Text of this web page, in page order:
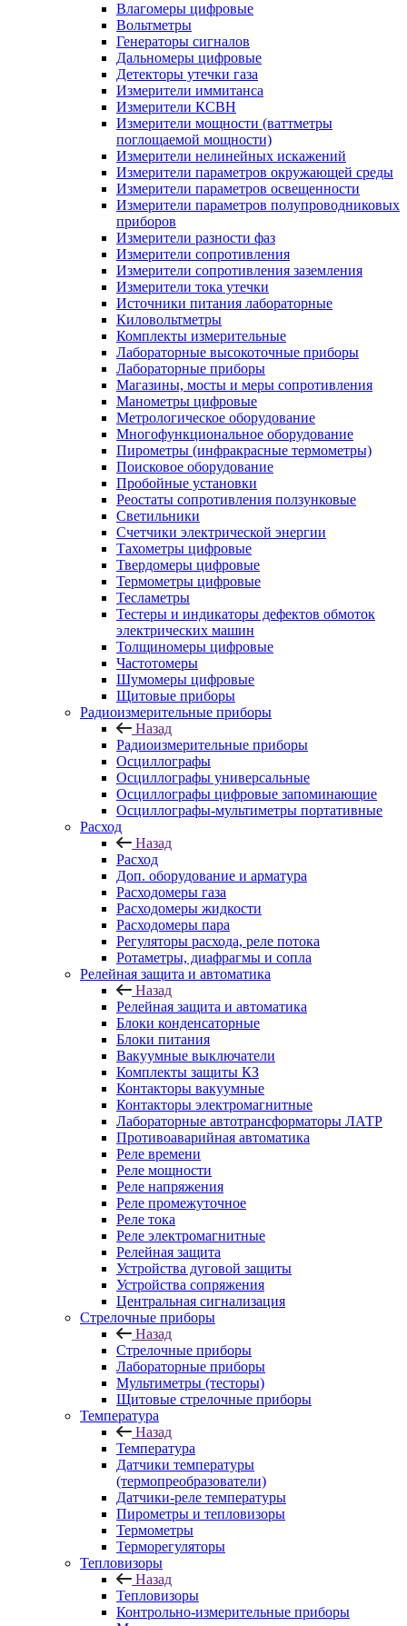
Влагомеры цифровые
Вольтметры
Генераторы сигналов
Дальномеры цифровые
Детекторы утечки газа
Измерители иммитанса
Измерители КСВН
Измерители мощности (ваттметры
поглощаемой мощности)
Измерители нелинейных искажений
Измерители параметров окружающей среды
Измерители параметров освещенности
Измерители параметров полупроводниковых
приборов
Измерители разности фаз
Измерители сопротивления
Измерители сопротивления заземления
Измерители тока утечки
Источники питания лабораторные
Киловольтметры
Комплекты измерительные
Лабораторные высокоточные приборы
Лабораторные приборы
Магазины, мосты и меры сопротивления
Манометры цифровые
Метрологическое оборудование
Многофункциональное оборудование
Пирометры (инфракрасные термометры)
Поисковое оборудование
Пробойные установки
Реостаты сопротивления ползунковые
Светильники
Счетчики электрической энергии
Тахометры цифровые
Твердомеры цифровые
Термометры цифровые
Тесламетры
Тестеры и индикаторы дефектов обмоток
электрических машин
Толщиномеры цифровые
Частотомеры
Шумомеры цифровые
Щитовые приборы
Радиоизмерительные приборы
Назад
Радиоизмерительные приборы
Осциллографы
Осциллографы универсальные
Осциллографы цифровые запоминающие
Осциллографы-мультиметры портативные
Расход
Назад
Расход
Доп. оборудование и арматура
Расходомеры газа
Расходомеры жидкости
Расходомеры пара
Регуляторы расхода, реле потока
Ротаметры, диафрагмы и сопла
Релейная защита и автоматика
Назад
Релейная защита и автоматика
Блоки конденсаторные
Блоки питания
Вакуумные выключатели
Комплекты защиты КЗ
Контакторы вакуумные
Контакторы электромагнитные
Лабораторные автотрансформаторы ЛАТР
Противоаварийная автоматика
Реле времени
Реле мощности
Реле напряжения
Реле промежуточное
Реле тока
Реле электромагнитные
Релейная защита
Устройства дуговой защиты
Устройства сопряжения
Центральная сигнализация
Стрелочные приборы
Назад
Стрелочные приборы
Лабораторные приборы
Мультиметры (тесторы)
Щитовые стрелочные приборы
Температура
Назад
Температура
Датчики температуры
(термопреобразователи)
Датчики-реле температуры
Пирометры и тепловизоры
Термометры
Терморегуляторы
Тепловизоры
Назад
Тепловизоры
Контрольно-измерительные приборы